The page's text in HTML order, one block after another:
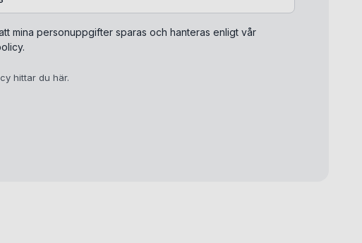
mina personuppgifter sparas och hanteras enligt vår
hittar du här.